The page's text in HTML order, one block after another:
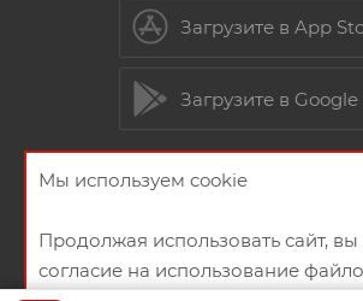
Загрузите в App
Загрузите в
Мы используем cookie
Продолжая использовать сайт, вы
согласие на использование